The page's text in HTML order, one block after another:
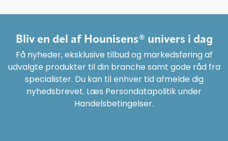
Bliv en del af Hounisens® univers i dag
Få nyheder, eksklusive tilbud og markedsføring af
udvalgte produkter til din branche samt gode råd fra
specialister. Du kan til enhver tid afmelde dig
nyhedsbrevet. Læs Persondatapolitik under
Handelsbetingelser.